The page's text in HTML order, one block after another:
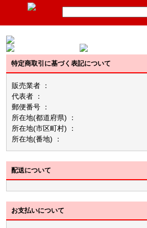
特定商取引に基づく表記について
販売業者 ：
代表者 ：
郵便番号 ：
所在地(都道府県) ：
所在地(市区町村) ：
所在地(番地) ：
配送について
お支払いについて